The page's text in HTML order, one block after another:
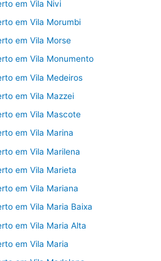
em Vila Nivi
em Vila Morumbi
em Vila Morse
em Vila Monumento
em Vila Medeiros
em Vila Mazzei
em Vila Mascote
em Vila Marina
em Vila Marilena
em Vila Marieta
em Vila Mariana
em Vila Maria Baixa
em Vila Maria Alta
em Vila Maria